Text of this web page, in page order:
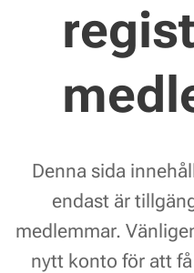
Denna sida
endast är
medlemmar.
nytt konto för att